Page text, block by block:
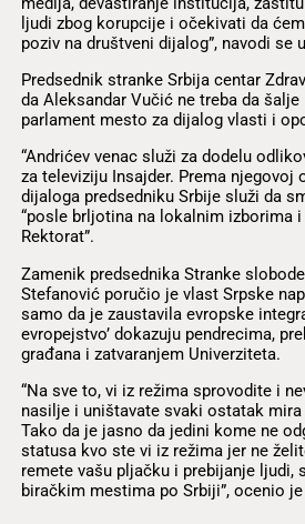
ljudi zbog korupcije i očekivati da
poziv na društveni dijalog”, navodi se
Predsednik stranke Srbija centar
da Aleksandar Vučić ne treba da
parlament mesto za dijalog vlasti i
“Andrićev venac služi za dodelu
za televiziju Insajder. Prema njegovoj
dijaloga predsedniku Srbije služi da
“posle brljotina na lokalnim izborima
Rektorat”.
Zamenik predsednika Stranke
Stefanović poručio je vlast Srpske
samo da je zaustavila evropske
evropejstvo’ dokazuju pendrecima,
građana i zatvaranjem Univerziteta.
“Na sve to, vi iz režima sprovodite i
nasilje i uništavate svaki ostatak
Tako da je jasno da jedini kome ne
statusa kvo ste vi iz režima jer ne
remete vašu pljačku i prebijanje ljudi,
biračkim mestima po Srbiji”, ocenio